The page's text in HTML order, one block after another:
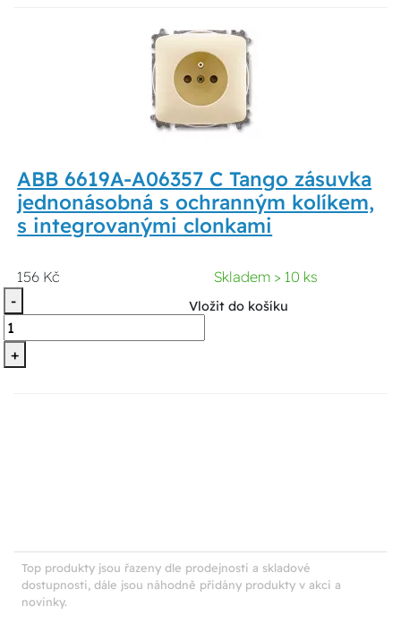
ABB 6619A-A06357 C Tango zásuvka
jednonásobná s ochranným kolíkem,
s integrovanými clonkami
156 Kč
Skladem > 10 ks
-
+
Vložit do košíku
Top produkty jsou řazeny dle prodejnosti a skladové
dostupnosti, dále jsou náhodně přidány produkty v akci a
novinky.